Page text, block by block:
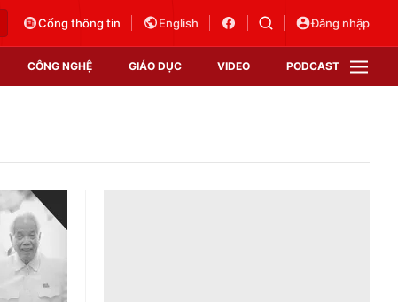
Cổng thông tin English Đăng nhập
CÔNG NGHỆ GIÁO DỤC VIDEO PODCAST
VTV Sức khoẻ